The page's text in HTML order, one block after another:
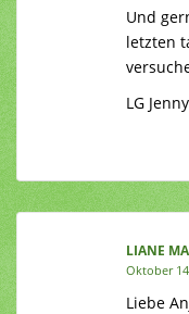
Und
letzten
LG Jenny
LIANE
Oktober
Liebe